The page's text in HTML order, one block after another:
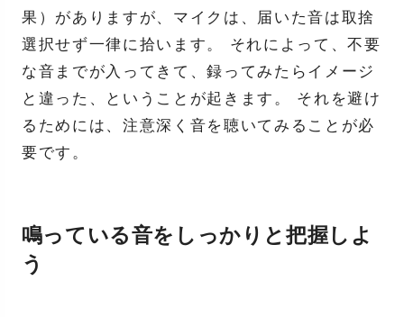
果）がありますが、マイクは、届いた音は取捨
選択せず一律に拾います。 それによって、不要
な音までが入ってきて、録ってみたらイメージ
と違った、ということが起きます。 それを避け
るためには、注意深く音を聴いてみることが必
要です。
鳴っている音をしっかりと把握しよ
う